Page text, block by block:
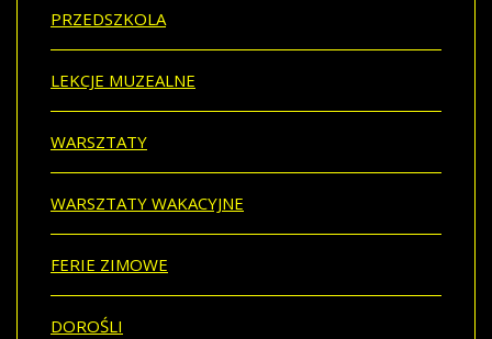
PRZEDSZKOLA
LEKCJE MUZEALNE
WARSZTATY
WARSZTATY WAKACYJNE
FERIE ZIMOWE
DOROŚLI